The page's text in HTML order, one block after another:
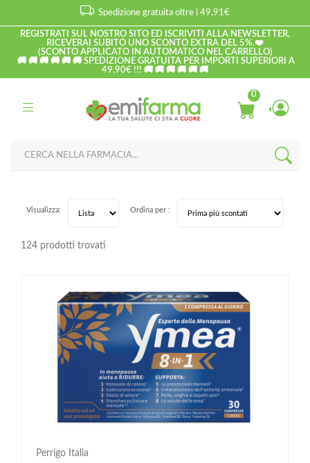
Spedizione gratuita oltre i 49,91€
REGISTRATI SUL NOSTRO SITO ED ISCRIVITI ALLA NEWSLETTER,
RICEVERAI SUBITO UNO SCONTO EXTRA DEL 5%.❤️
(SCONTO APPLICATO IN AUTOMATICO NEL CARRELLO)
🚚 🚚 🚚 🚚 🚚 🚚 SPEDIZIONE GRATUITA PER IMPORTI SUPERIORI A
49,90€ !!! 🚚 🚚 🚚 🚚 🚚 🚚
0
124 prodotti trovati
Visualizza: Ordina per :
Perrigo Italia